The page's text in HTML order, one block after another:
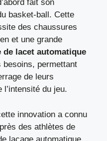
fait son
basket-ball. Cette
des chaussures
et une grande
de lacet automatique
besoins, permettant
de leurs
du jeu.
innovation a connu
des athlètes de
laçage automatique